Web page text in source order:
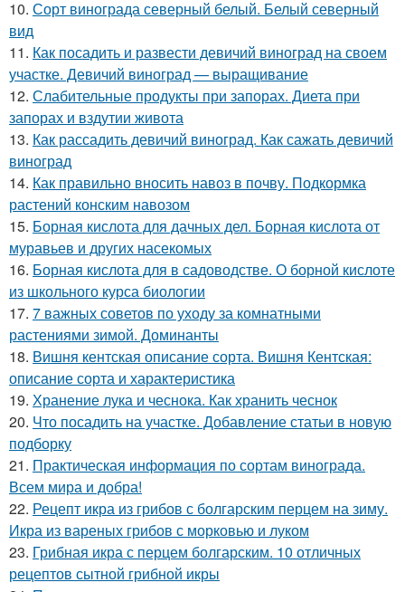
10. Сорт винограда северный белый. Белый северный
вид
11. Как посадить и развести девичий виноград на своем
участке. Девичий виноград — выращивание
12. Слабительные продукты при запорах. Диета при
запорах и вздутии живота
13. Как рассадить девичий виноград. Как сажать девичий
виноград
14. Как правильно вносить навоз в почву. Подкормка
растений конским навозом
15. Борная кислота для дачных дел. Борная кислота от
муравьев и других насекомых
16. Борная кислота для в садоводстве. О борной кислоте
из школьного курса биологии
17. 7 важных советов по уходу за комнатными
растениями зимой. Доминанты
18. Вишня кентская описание сорта. Вишня Кентская:
описание сорта и характеристика
19. Хранение лука и чеснока. Как хранить чеснок
20. Что посадить на участке. Добавление статьи в новую
подборку
21. Практическая информация по сортам винограда.
Всем мира и добра!
22. Рецепт икра из грибов с болгарским перцем на зиму.
Икра из вареных грибов с морковью и луком
23. Грибная икра с перцем болгарским. 10 отличных
рецептов сытной грибной икры